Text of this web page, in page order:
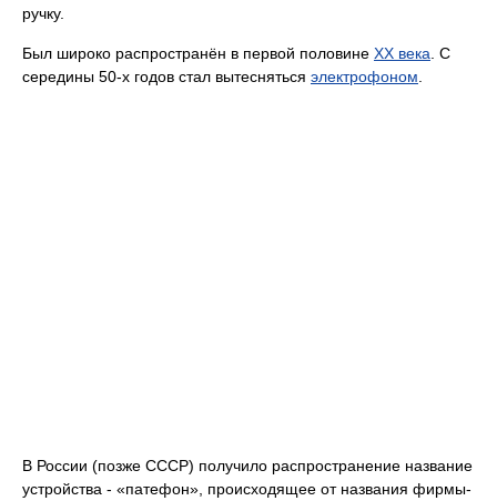
ручку.
Был широко распространён в первой половине XX века . С
середины 50-х годов стал вытесняться электрофоном
В России (позже СССР) получило распространение название
устройства - «патефон», происходящее от названия фирмы-